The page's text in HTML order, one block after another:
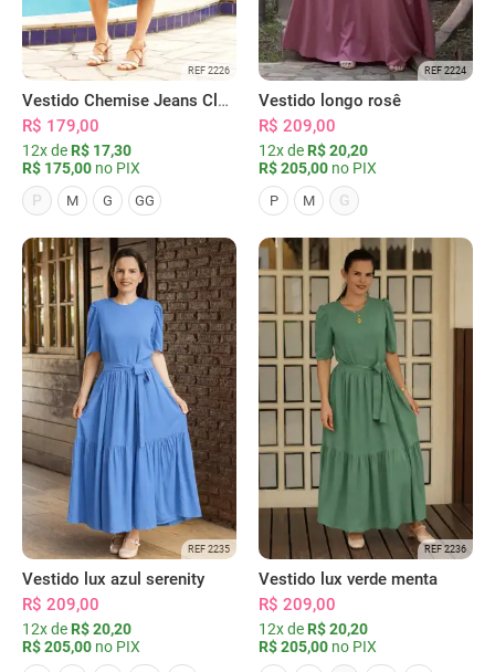
REF 2226
Vestido Chemise Jeans Clássica Serena
R$ 179,00
12x de R$ 17,30
R$ 175,00 no PIX
P
M G GG
REF 2224
Vestido longo rosê
R$ 209,00
12x de R$ 20,20
R$ 205,00 no PIX
P M G
REF 2235
Vestido lux azul serenity
R$ 209,00
12x de R$ 20,20
R$ 205,00 no PIX
REF 2236
Vestido lux verde menta
R$ 209,00
12x de R$ 20,20
R$ 205,00 no PIX